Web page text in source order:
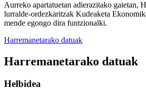
Aurreko apartatuetan adierazitako gaietan,
lurralde-ordezkaritzak Kudeaketa
mende egongo dira funtzionalki.
Harremanetarako datuak
Harremanetarako datuak
Helbidea